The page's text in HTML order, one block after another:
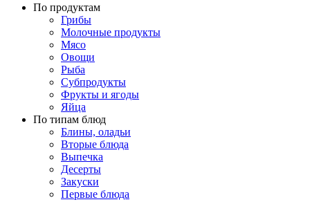
По продуктам
Грибы
Молочные продукты
Мясо
Овощи
Рыба
Субпродукты
Фрукты и ягоды
Яйца
По типам блюд
Блины, оладьи
Вторые блюда
Выпечка
Десерты
Закуски
Первые блюда